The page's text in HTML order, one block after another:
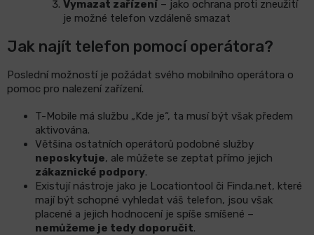
Vymazat zařízení – jako ochrana proti zneužití
je možné telefon vzdáleně smazat
Jak najít telefon pomocí operátora?
Poslední možností je požádat svého mobilního operátora o
pomoc pro nalezení zařízení.
T-Mobile má službu „Kde je“, ta musí být však předem
aktivována.
Většina ostatních operátorů podobné služby
neposkytuje, ale můžete se zeptat přímo jejich
zákaznické podpory.
Existují nástroje jako je Locationtool či Finda.net, které
mají být schopné vyhledat váš telefon, jsou však
placené a jejich hodnocení je spíše smíšené –
nemůžeme je tedy doporučit.